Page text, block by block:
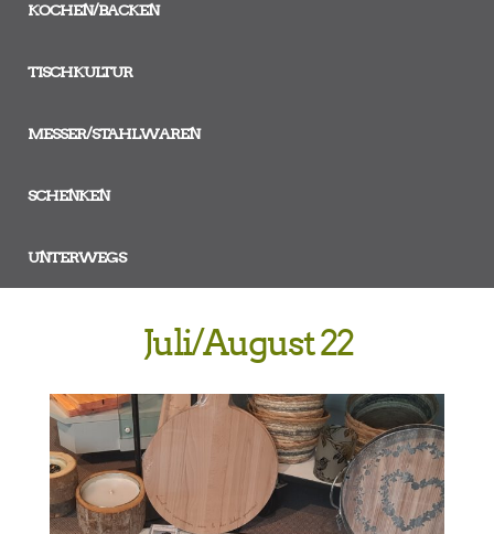
KOCHEN/BACKEN
TISCHKULTUR
MESSER/STAHLWAREN
SCHENKEN
UNTERWEGS
Juli/August 22